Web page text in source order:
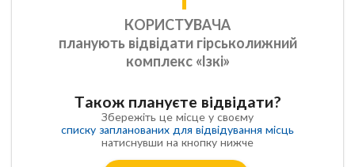
КОРИСТУВАЧА
планують відвідати гірськолижний
комплекс «Ізкі»
Також плануєте відвідати?
Збережіть це місце у своєму
списку запланованих для відвідування місць
натиснувши на кнопку нижче